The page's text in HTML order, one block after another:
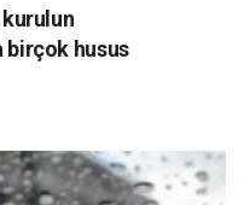
birçok husus